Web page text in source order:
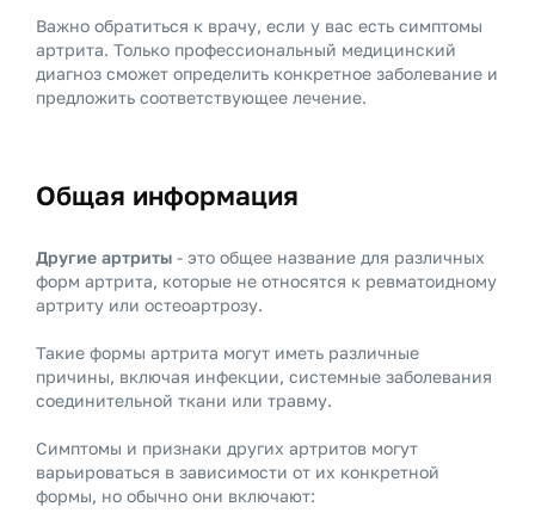
Важно обратиться к врачу, если у вас есть симптомы
артрита. Только профессиональный медицинский
диагноз сможет определить конкретное заболевание и
предложить соответствующее лечение.
Общая информация
Другие артриты - это общее название для различных
форм артрита, которые не относятся к ревматоидному
артриту или остеоартрозу.
Такие формы артрита могут иметь различные
причины, включая инфекции, системные заболевания
соединительной ткани или травму.
Симптомы и признаки других артритов могут
варьироваться в зависимости от их конкретной
формы, но обычно они включают: